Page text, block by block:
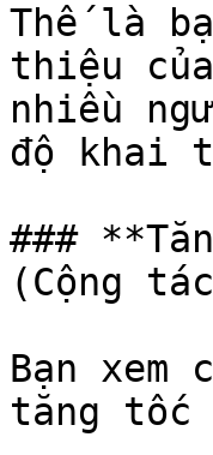
Thế là
thiệu
nhiều
độ khai
###
(Cộng
Bạn xem
tăng tốc